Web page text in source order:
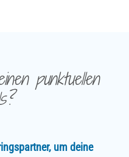
punktuellen
um deine